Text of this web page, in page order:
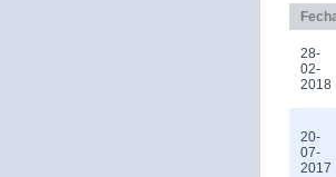
28-
02-
2018
20-
07-
2017